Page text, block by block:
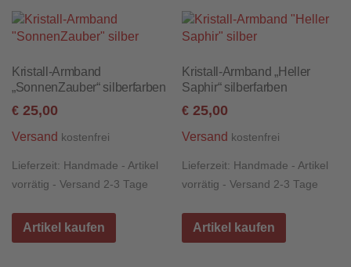
Kristall-Armband
„SonnenZauber“ silberfarben
€ 25,00
Versand kostenfrei
Lieferzeit: Handmade - Artikel
vorrätig - Versand 2-3 Tage
Artikel kaufen
Kristall-Armband „Heller
Saphir“ silberfarben
€ 25,00
Versand kostenfrei
Lieferzeit: Handmade - Artikel
vorrätig - Versand 2-3 Tage
Artikel kaufen